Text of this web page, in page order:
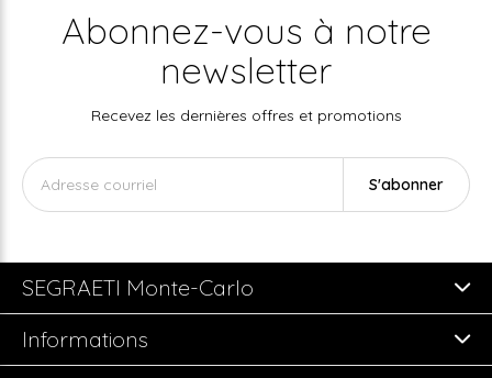
Abonnez-vous à notre
newsletter
Recevez les dernières offres et promotions
S'abonner
SEGRAETI Monte-Carlo
Informations